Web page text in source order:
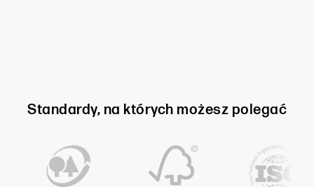
Standardy, na których możesz polegać